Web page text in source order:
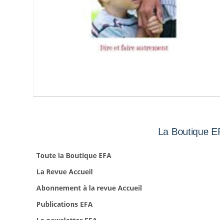
La Boutique
Toute la Boutique EFA
La Revue Accueil
Abonnement à la revue Accueil
Publications EFA